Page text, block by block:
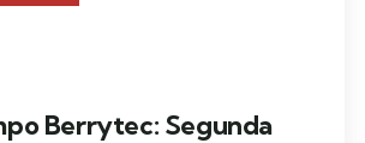
Berrytec: Segunda